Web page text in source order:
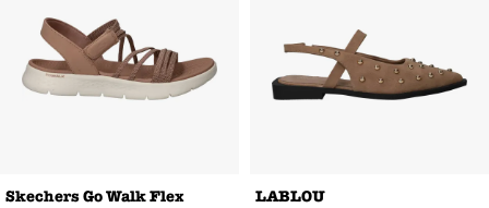
Skechers Go Walk Flex
LABLOU